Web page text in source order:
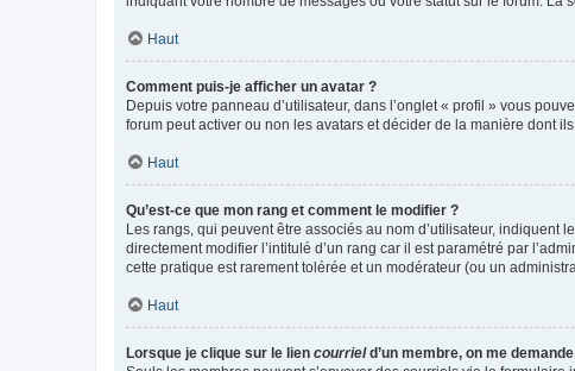
Haut
Comment puis-je afficher un avatar ?
Depuis votre panneau d’utilisateur, dans l’onglet « profil » vous
forum peut activer ou non les avatars et décider de la manière dont
Haut
Qu’est-ce que mon rang et comment le modifier ?
Les rangs, qui peuvent être associés au nom d’utilisateur,
directement modifier l’intitulé d’un rang car il est paramétré par
cette pratique est rarement tolérée et un modérateur (ou un
Haut
Lorsque je clique sur le lien courrield’un membre, on me